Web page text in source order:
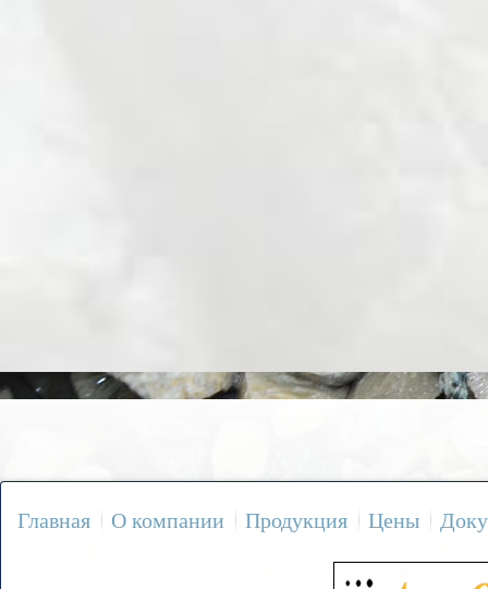
Главная О компании Продукция Цены